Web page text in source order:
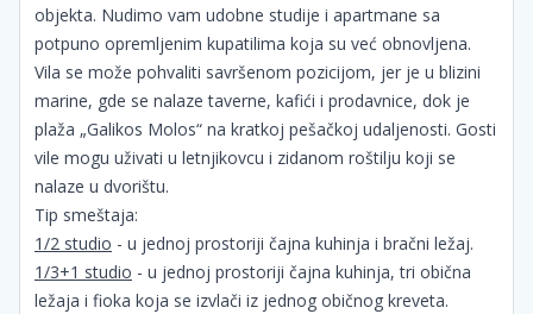
objekta. Nudimo vam udobne studije i apartmane sa
potpuno opremljenim kupatilima koja su već obnovljena.
Vila se može pohvaliti savršenom pozicijom, jer je u blizini
marine, gde se nalaze taverne, kafići i prodavnice, dok je
plaža „Galikos Molos“ na kratkoj pešačkoj udaljenosti. Gosti
vile mogu uživati u letnjikovcu i zidanom roštilju koji se
nalaze u dvorištu.
Tip smeštaja:
1/2 studio - u jednoj prostoriji čajna kuhinja i bračni ležaj.
1/3+1 studio - u jednoj prostoriji čajna kuhinja, tri obična
ležaja i fioka koja se izvlači iz jednog običnog kreveta.